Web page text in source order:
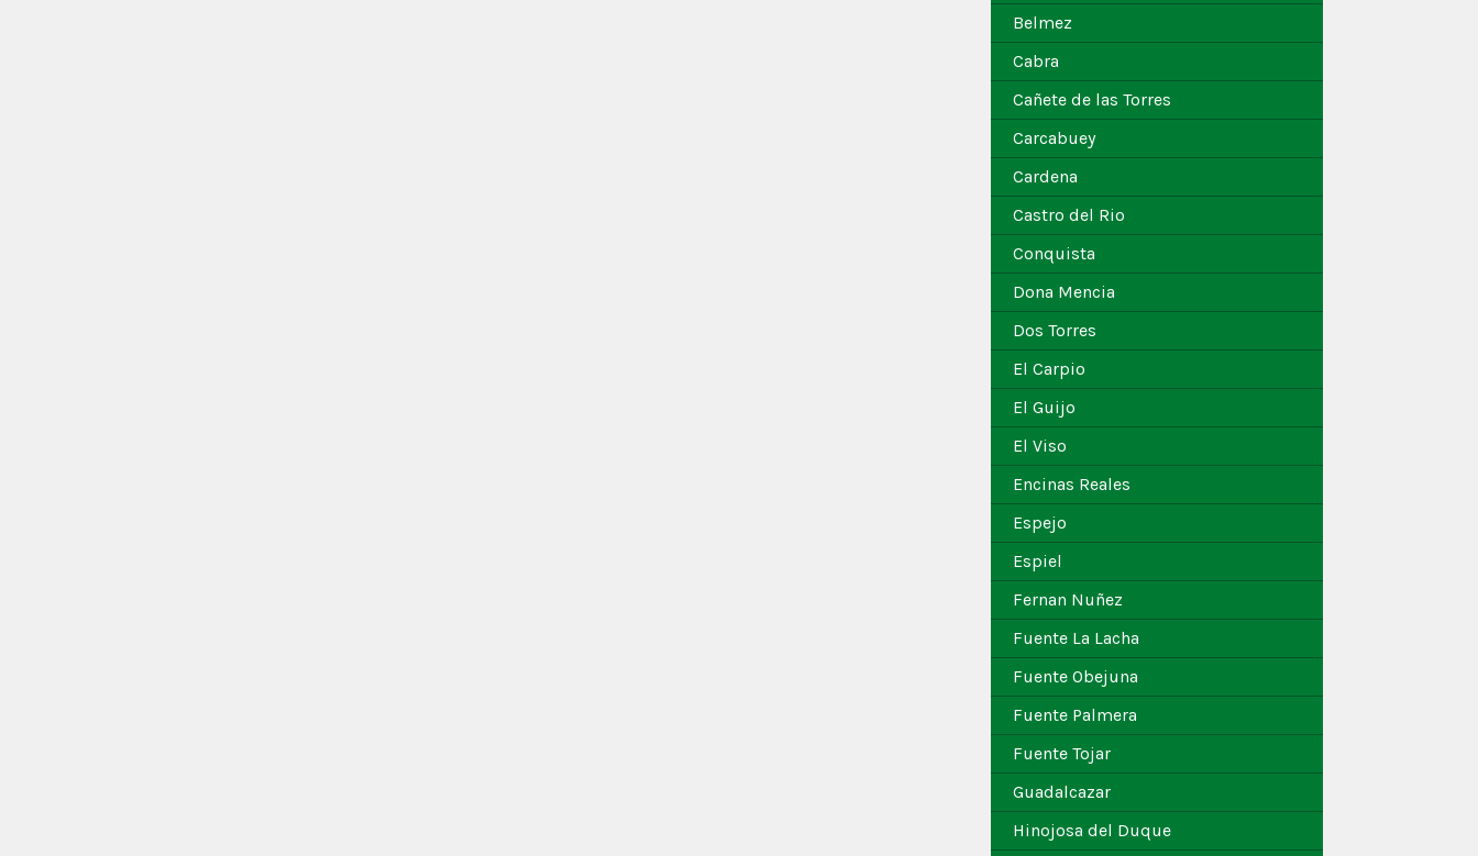
Belmez
Cabra
Cañete de las Torres
Carcabuey
Cardena
Castro del Rio
Conquista
Dona Mencia
Dos Torres
El Carpio
El Guijo
El Viso
Encinas Reales
Espejo
Espiel
Fernan Nuñez
Fuente La Lacha
Fuente Obejuna
Fuente Palmera
Fuente Tojar
Guadalcazar
Hinojosa del Duque